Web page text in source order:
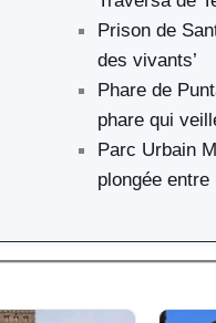
Prison de
des vivants’
Phare de
phare qui
Parc Urbain
plongée